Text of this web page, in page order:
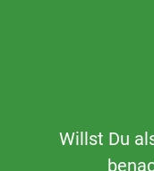
Willst Du